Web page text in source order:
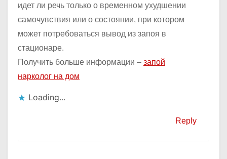
идет ли речь только о временном ухудшении
самочувствия или о состоянии, при котором
может потребоваться вывод из запоя в
стационаре.
Получить больше информации – запой
нарколог на дом
Loading...
Reply